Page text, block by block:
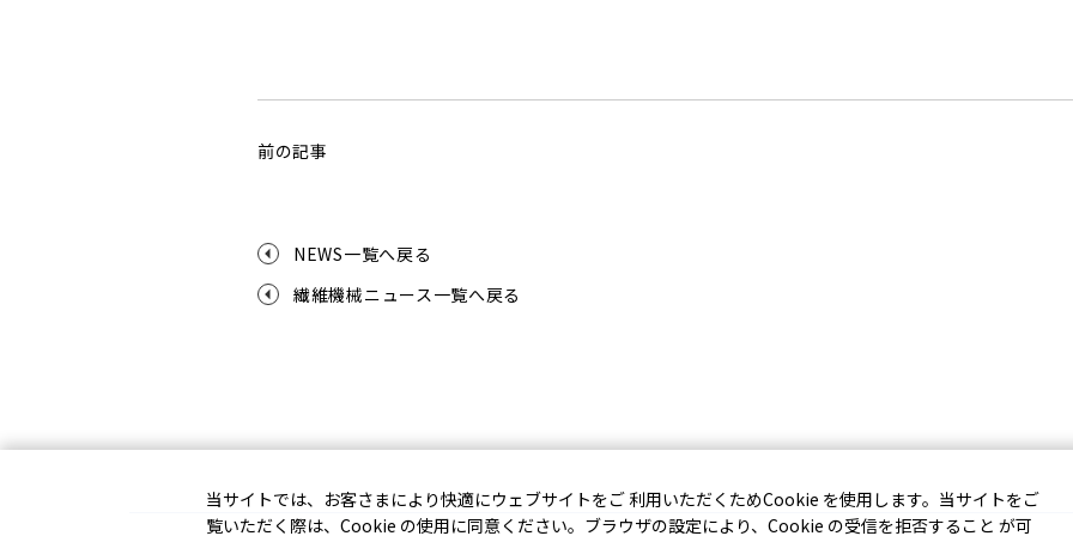
前の記事
NEWS一覧へ戻る
繊維機械ニュース一覧へ戻る
当サイトでは、お客さまにより快適にウェブサイトをご 利用いただくためCookie を使用します。当サイトをご
覧いただく際は、Cookie の使用に同意ください。ブラウザの設定により、Cookie の受信を拒否すること が可